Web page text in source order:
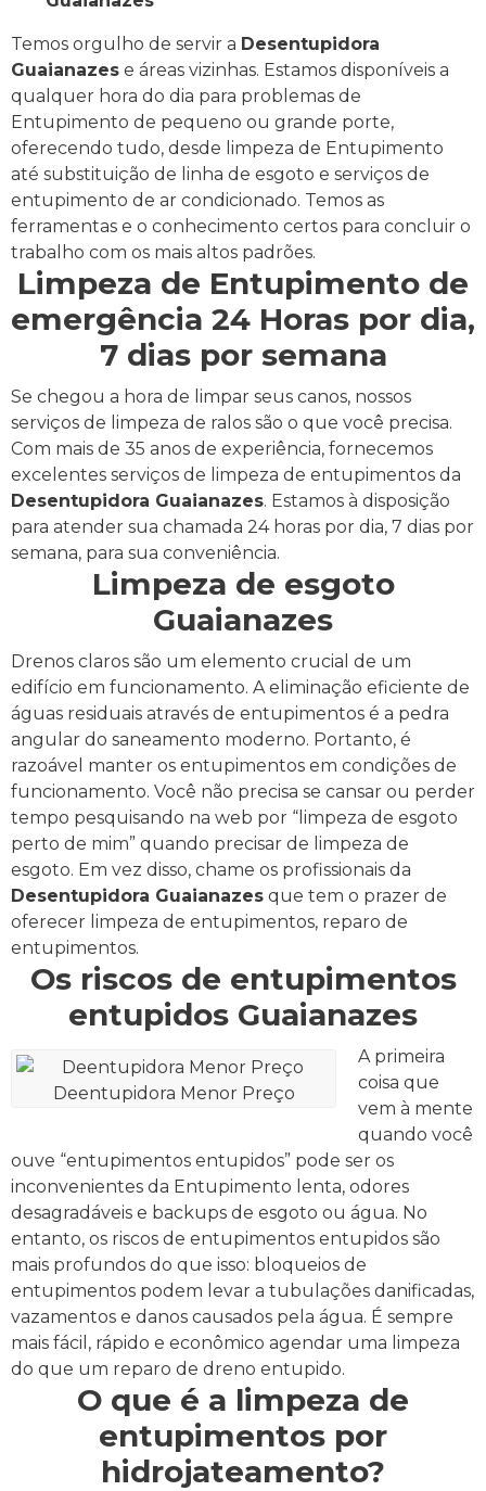
Temos orgulho de servir a Desentupidora
Guaianazes e áreas vizinhas. Estamos disponíveis a
qualquer hora do dia para problemas de
Entupimento de pequeno ou grande porte,
oferecendo tudo, desde limpeza de Entupimento
até substituição de linha de esgoto e serviços de
entupimento de ar condicionado. Temos as
ferramentas e o conhecimento certos para concluir o
trabalho com os mais altos padrões.
Limpeza de Entupimento de
emergência 24 Horas por dia,
7 dias por semana
Se chegou a hora de limpar seus canos, nossos
serviços de limpeza de ralos são o que você precisa.
Com mais de 35 anos de experiência, fornecemos
excelentes serviços de limpeza de entupimentos da
Desentupidora Guaianazes. Estamos à disposição
para atender sua chamada 24 horas por dia, 7 dias por
semana, para sua conveniência.
Limpeza de esgoto
Guaianazes
Drenos claros são um elemento crucial de um
edifício em funcionamento. A eliminação eficiente de
águas residuais através de entupimentos é a pedra
angular do saneamento moderno. Portanto, é
razoável manter os entupimentos em condições de
funcionamento. Você não precisa se cansar ou perder
tempo pesquisando na web por “limpeza de esgoto
perto de mim” quando precisar de limpeza de
esgoto. Em vez disso, chame os profissionais da
Desentupidora Guaianazes que tem o prazer de
oferecer limpeza de entupimentos, reparo de
entupimentos.
Os riscos de entupimentos
entupidos Guaianazes
Deentupidora Menor Preço
A primeira
coisa que
vem à mente
quando você
ouve “entupimentos entupidos” pode ser os
inconvenientes da Entupimento lenta, odores
desagradáveis e backups de esgoto ou água. No
entanto, os riscos de entupimentos entupidos são
mais profundos do que isso: bloqueios de
entupimentos podem levar a tubulações danificadas,
vazamentos e danos causados pela água. É sempre
mais fácil, rápido e econômico agendar uma limpeza
do que um reparo de dreno entupido.
O que é a limpeza de
entupimentos por
hidrojateamento?